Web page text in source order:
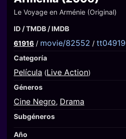
Le Voyage en Arménie (Original)
ID / TMDB / IMDB
61916 / movie/82552 /
Categoría
Película (Live Action)
Géneros
Cine Negro, Drama
Subgéneros
Año